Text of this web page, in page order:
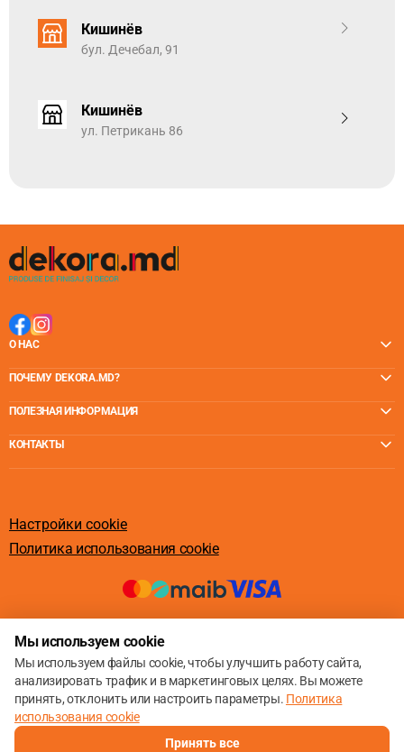
Кишинёв
бул. Дечебал, 91
Кишинёв
ул. Петрикань 86
О НАС
ПОЧЕМУ DEKORA.MD?
ПОЛЕЗНАЯ ИНФОРМАЦИЯ
КОНТАКТЫ
Настройки cookie
Политика использования cookie
Мы используем cookie
Мы используем файлы cookie, чтобы улучшить работу сайта,
анализировать трафик и в маркетинговых целях. Вы можете
принять, отклонить или настроить параметры. Политика
использования cookie
Принять все